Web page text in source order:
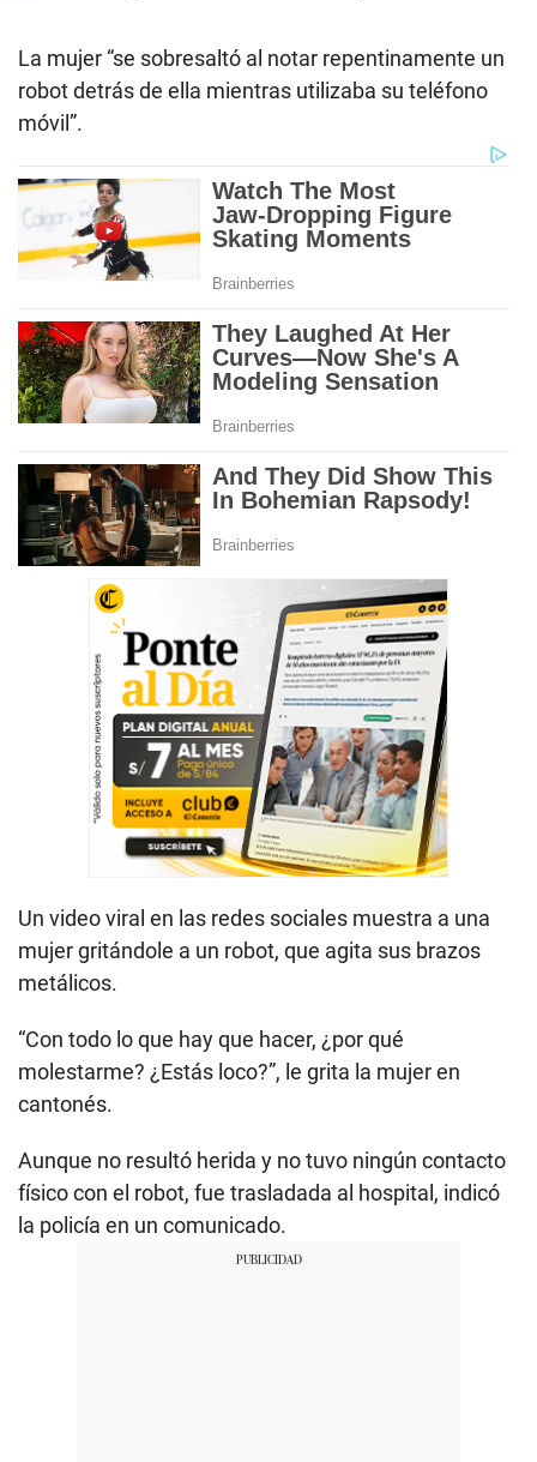
La mujer “se sobresaltó al notar repentinamente un
robot detrás de ella mientras utilizaba su teléfono
móvil”.
Un video viral en las redes sociales muestra a una
mujer gritándole a un robot, que agita sus brazos
metálicos.
“Con todo lo que hay que hacer, ¿por qué
molestarme? ¿Estás loco?”, le grita la mujer en
cantonés.
Aunque no resultó herida y no tuvo ningún contacto
físico con el robot, fue trasladada al hospital, indicó
la policía en un comunicado.